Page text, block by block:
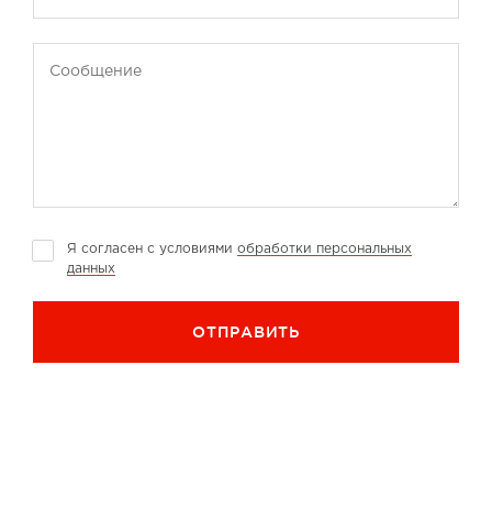
Сообщение
Я согласен с условиями обработки персональных
данных